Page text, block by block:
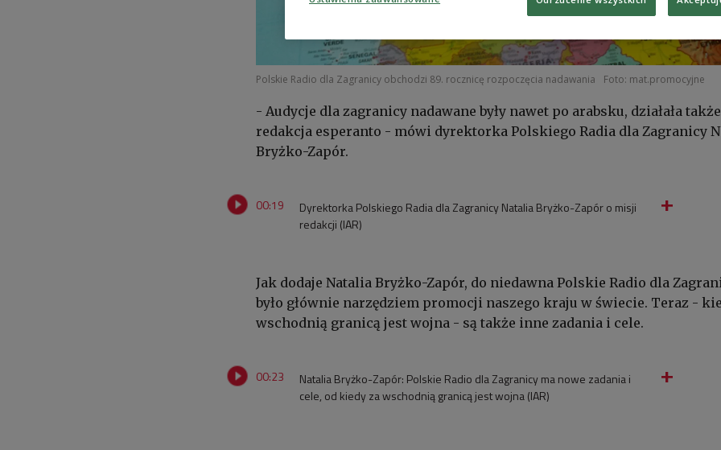
Polskie Radio dla Zagranicy obchodzi 89. rocznicę rozpoczęcia nadawania Foto: mat.promocyjne
- Audycje dla zagranicy nadawane były nawet po arabsku, działała także
redakcja esperanto - mówi dyrektorka Polskiego Radia dla Zagranicy
Bryżko-Zapór.
00:19
Dyrektorka Polskiego Radia dla Zagranicy Natalia Bryżko-Zapór o misji
redakcji (IAR)
Jak dodaje Natalia Bryżko-Zapór, do niedawna Polskie Radio dla
było głównie narzędziem promocji naszego kraju w świecie. Teraz -
wschodnią granicą jest wojna - są także inne zadania i cele.
00:23
Natalia Bryżko-Zapór: Polskie Radio dla Zagranicy ma nowe zadania i
cele, od kiedy za wschodnią granicą jest wojna (IAR)